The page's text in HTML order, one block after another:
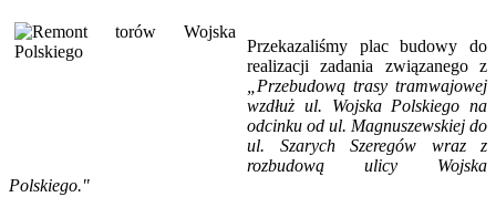
Przekazaliśmy plac budowy do
realizacji zadania związanego z
„Przebudową trasy tramwajowej
wzdłuż ul. Wojska Polskiego na
odcinku od ul. Magnuszewskiej do
ul. Szarych Szeregów wraz z
rozbudową ulicy Wojska
Polskiego."